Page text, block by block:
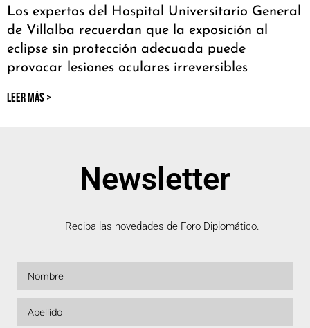
Los expertos del Hospital Universitario General
de Villalba recuerdan que la exposición al
eclipse sin protección adecuada puede
provocar lesiones oculares irreversibles
LEER MÁS >
Newsletter
Reciba las novedades de Foro Diplomático.